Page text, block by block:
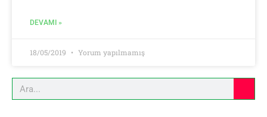
DEVAMI »
18/05/2019 Yorum yapılmamış